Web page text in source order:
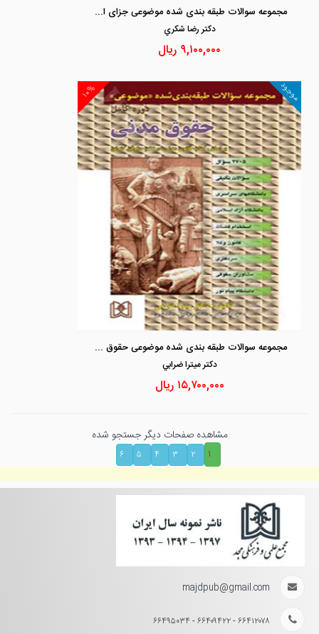
مجموعه سوالات طبقه بندی شده موضوعی جزای اختصاصی
دكتر رضا شكري
۹,۱۰۰,۰۰۰ ریال
۱۰% موجود
مجموعه سوالات طبقه بندی شده موضوعی حقوق مدنی
دكتر ميترا ضرابي
۱۵,۷۰۰,۰۰۰ ریال
مشاهده صفحات دیگر جستجو شده
۱
۲ ۳ ۴ ۵ ۶
majdpub@gmail.com
۶۶۴۱۲۰۷۸ - ۶۶۴۰۹۴۲۲ - ۶۶۴۹۵۰۳۴